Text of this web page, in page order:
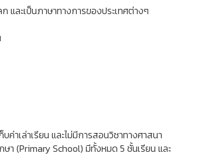
และเป็นภาษาทางการของประเทศต่างๆ
าเล่าเรียน และไม่มีการสอนวิชาทางศาสนา
า (Primary School) มีทั้งหมด 5 ชั้นเรียน และ